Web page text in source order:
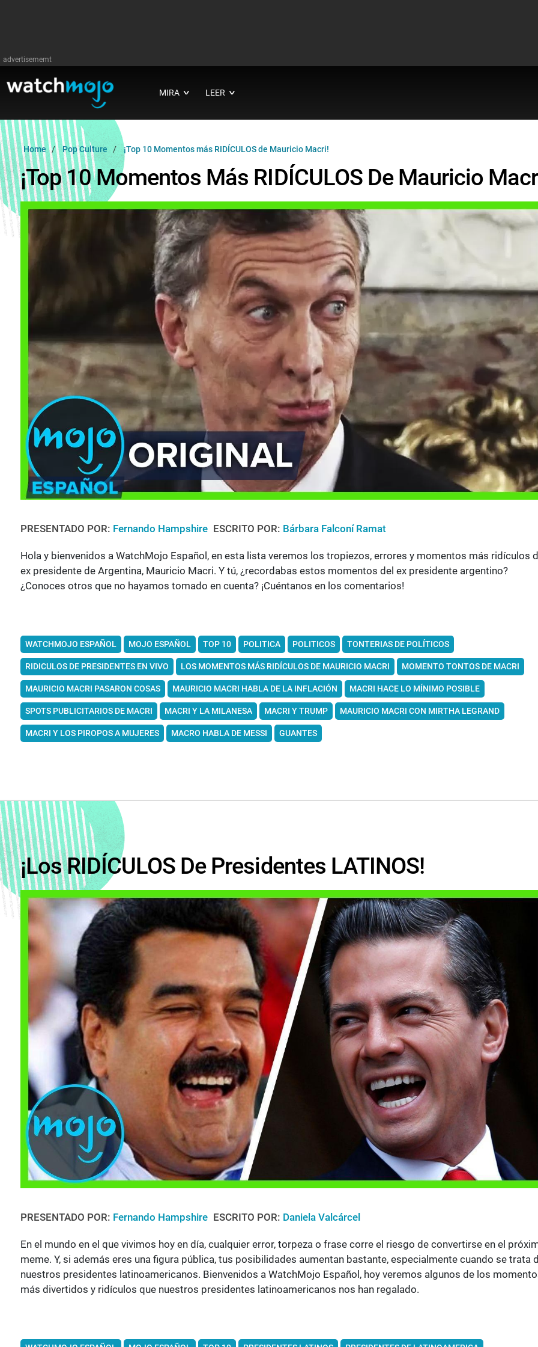
advertisememt
MIRA ∨ LEER ∨
Home Pop Culture ¡Top 10 Momentos más RIDÍCULOS de Mauricio Macri!
¡Top 10 Momentos Más RIDÍCULOS De Mauricio
PRESENTADO POR: Fernando Hampshire ESCRITO POR: Bárbara Falconí Ramat
Hola y bienvenidos a WatchMojo Español, en esta lista veremos los tropiezos, errores y momentos más ridículos
ex presidente de Argentina, Mauricio Macri. Y tú, ¿recordabas estos momentos del ex presidente argentino?
¿Conoces otros que no hayamos tomado en cuenta? ¡Cuéntanos en los comentarios!
WATCHMOJO ESPAÑOL MOJO ESPAÑOL TOP 10 POLITICA POLITICOS TONTERIAS DE POLÍTICOS
RIDICULOS DE PRESIDENTES EN VIVO LOS MOMENTOS MÁS RIDÍCULOS DE MAURICIO MACRI MOMENTO TONTOS DE MACRI
MAURICIO MACRI PASARON COSAS MAURICIO MACRI HABLA DE LA INFLACIÓN MACRI HACE LO MÍNIMO POSIBLE
SPOTS PUBLICITARIOS DE MACRI MACRI Y LA MILANESA MACRI Y TRUMP MAURICIO MACRI CON MIRTHA LEGRAND
MACRI Y LOS PIROPOS A MUJERES MACRO HABLA DE MESSI GUANTES
¡Los RIDÍCULOS De Presidentes LATINOS!
PRESENTADO POR: Fernando Hampshire ESCRITO POR: Daniela Valcárcel
En el mundo en el que vivimos hoy en día, cualquier error, torpeza o frase corre el riesgo de convertirse en el
meme. Y, si además eres una figura pública, tus posibilidades aumentan bastante, especialmente cuando se trata
nuestros presidentes latinoamericanos. Bienvenidos a WatchMojo Español, hoy veremos algunos de los
más divertidos y ridículos que nuestros presidentes latinoamericanos nos han regalado.